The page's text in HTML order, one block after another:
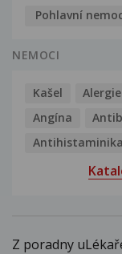
Pohlavní
NEMOCI
Kašel Alergie
Angína
Antihistaminika
Z poradny